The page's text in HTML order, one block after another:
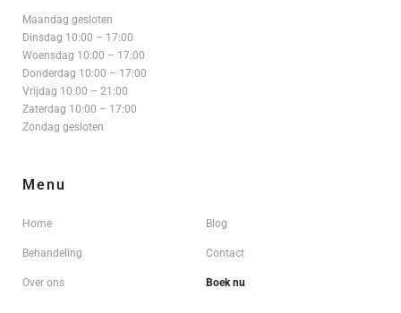
Maandag gesloten
Dinsdag 10:00 – 17:00
Woensdag 10:00 – 17:00
Donderdag 10:00 – 17:00
Vrijdag 10:00 – 21:00
Zaterdag 10:00 – 17:00
Zondag gesloten
Menu
Home
Behandeling
Over ons
Blog
Contact
Boek nu